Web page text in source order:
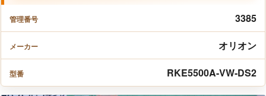
管理番号 3385
メーカー オリオン
型番 RKE5500A-VW-DS2